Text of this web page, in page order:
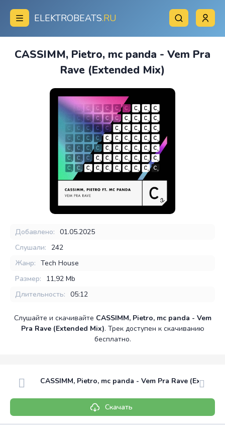
ELEKTROBEATS.RU
CASSIMM, Pietro, mc panda - Vem Pra
Rave (Extended Mix)
Добавлено: 01.05.2025
Слушали:
242
Жанр: Tech House
Размер:
11,92 Mb
Длительность: 05:12
Слушайте и скачивайте CASSIMM, Pietro, mc panda - Vem
Pra Rave (Extended Mix). Трек доступен к скачиванию
бесплатно.
CASSIMM, Pietro, mc panda - Vem Pra Rave
Скачать